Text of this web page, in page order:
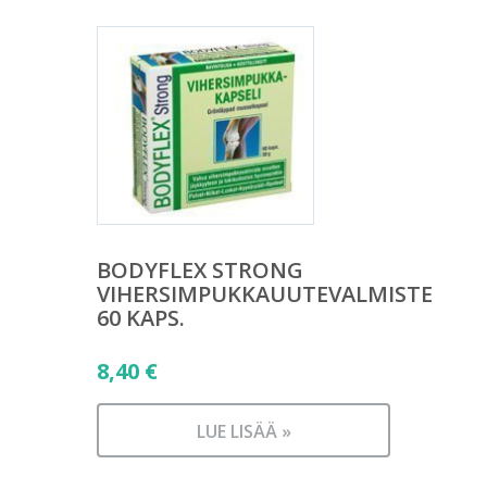
BODYFLEX STRONG
VIHERSIMPUKKAUUTEVALMISTE
60 KAPS.
8,40 €
LUE LISÄÄ »